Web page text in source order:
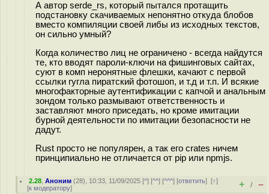
А автор serde_rs, который пытался протащить
подстановку скачиваемых непонятно откуда блобов
вместо компиляции своей либы из исходных текстов,
он сильно умный?
Когда количество лиц не ограничено - всегда найдутся
те, кто вводят пароли-ключи на фишинговых сайтах,
суют в комп неронятные флешки, качают с первой
ссылки гугла пиратский фотошоп, и т.д и т.п. И всякие
многофакторные аутентификации с капчой и анальным
зондом только размывают ответственность и
заставляют много приседать, но кроме имитации
бурной деятельности по имитации безопасности не
дадут.
Rust просто не популярен, а так его crates ничем
принципиально не отличается от pip или npmjs.
2.28 ,Аноним (28), 10:33, 11/09/2025 [^] [^^] [^^^] [ответить][↑]
[к модератору] + / –